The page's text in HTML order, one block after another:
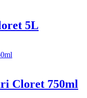
5L
Cloret 750ml